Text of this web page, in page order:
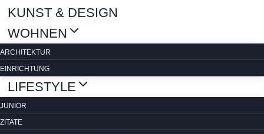
KUNST & DESIGN
WOHNEN
ARCHITEKTUR
EINRICHTUNG
LIFESTYLE
JUNIOR
ZITATE